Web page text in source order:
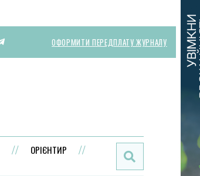
ОФОРМИТИ ПЕРЕДПЛАТУ ЖУРНАЛУ
ОРІЄНТИР